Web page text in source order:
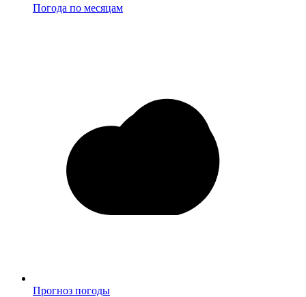
Погода по месяцам
Прогноз погоды